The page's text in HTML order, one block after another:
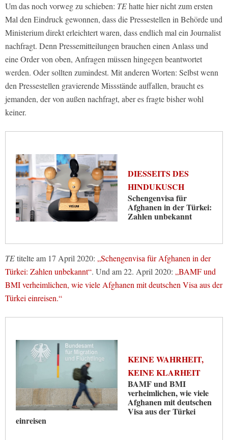
Um das noch vorweg zu schieben: TEhatte hier nicht zum ersten
Mal den Eindruck gewonnen, dass die Pressestellen in Behörde und
Ministerium direkt erleichtert waren, dass endlich mal ein Journalist
nachfragt. Denn Pressemitteilungen brauchen einen Anlass und
eine Order von oben, Anfragen müssen hingegen beantwortet
werden. Oder sollten zumindest. Mit anderen Worten: Selbst wenn
den Pressestellen gravierende Missstände auffallen, braucht es
jemanden, der von außen nachfragt, aber es fragte bisher wohl
keiner.
DIESSEITS DES
HINDUKUSCH
Schengenvisa für
Afghanen in der Türkei:
Zahlen unbekannt
TEtitelte am 17 April 2020: „Schengenvisa für Afghanen in der
Türkei: Zahlen unbekannt“. Und am 22. April 2020: „BAMF und
BMI verheimlichen, wie viele Afghanen mit deutschen Visa aus der
Türkei einreisen.“
KEINE WAHRHEIT,
KEINE KLARHEIT
BAMF und BMI
verheimlichen, wie viele
Afghanen mit deutschen
Visa aus der Türkei
einreisen